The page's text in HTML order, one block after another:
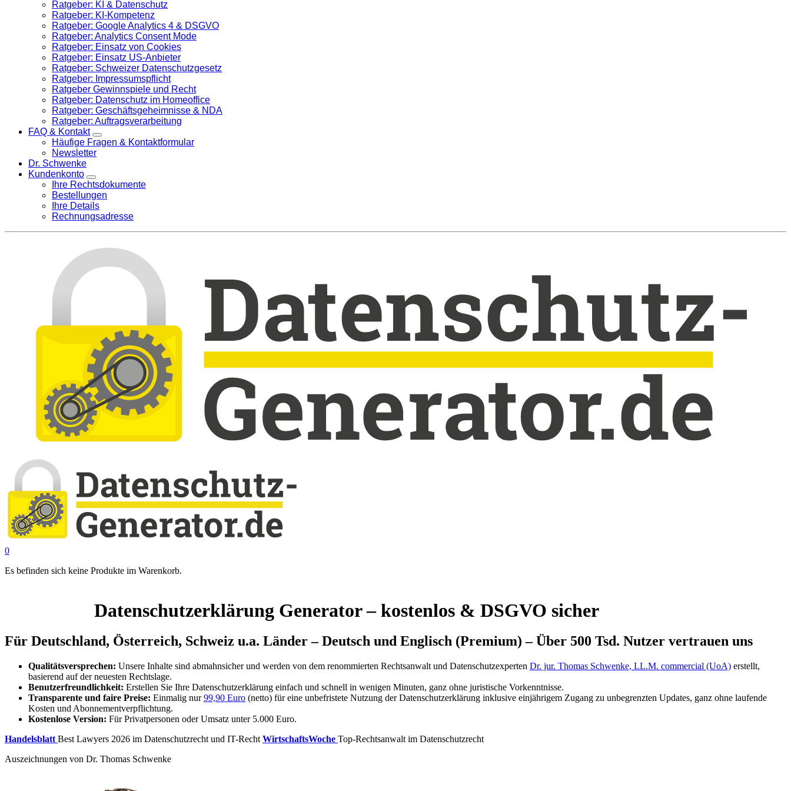
Ratgeber: KI & Datenschutz
Ratgeber: KI-Kompetenz
Ratgeber: Google Analytics 4 & DSGVO
Ratgeber: Analytics Consent Mode
Ratgeber: Einsatz von Cookies
Ratgeber: Einsatz US-Anbieter
Ratgeber: Schweizer Datenschutzgesetz
Ratgeber: Impressumspflicht
Ratgeber Gewinnspiele und Recht
Ratgeber: Datenschutz im Homeoffice
Ratgeber: Geschäftsgeheimnisse & NDA
Ratgeber: Auftragsverarbeitung
FAQ & Kontakt
Häufige Fragen & Kontaktformular
Newsletter
Dr. Schwenke
Kundenkonto
Ihre Rechtsdokumente
Bestellungen
Ihre Details
Rechnungsadresse
0
Es befinden sich keine Produkte im Warenkorb.
Datenschutzerklärung Generator – kostenlos & DSGVO sicher
Für Deutschland, Österreich, Schweiz u.a. Länder – Deutsch und Englisch (Premium) – Über 500 Tsd. Nutzer vertrauen uns
Qualitätsversprechen: Unsere Inhalte sind abmahnsicher und werden von dem renommierten Rechtsanwalt und Datenschutzexperten Dr. jur. Thomas Schwenke, LL.M. commercial (UoA) erstellt,
basierend auf der neuesten Rechtslage.
Benutzerfreundlichkeit: Erstellen Sie Ihre Datenschutzerklärung einfach und schnell in wenigen Minuten, ganz ohne juristische Vorkenntnisse.
Transparente und faire Preise: Einmalig nur99,90 Euro (netto) für eine unbefristete Nutzung der Datenschutzerklärung inklusive einjährigem Zugang zu unbegrenzten Updates, ganz ohne laufende
Kosten und Abonnementverpflichtung.
Kostenlose Version: Für Privatpersonen oder Umsatz unter 5.000 Euro.
Handelsblatt Best Lawyers 2026 im Datenschutzrecht und IT-Recht WirtschaftsWoche Top-Rechtsanwalt im Datenschutzrecht
Auszeichnungen von Dr. Thomas Schwenke